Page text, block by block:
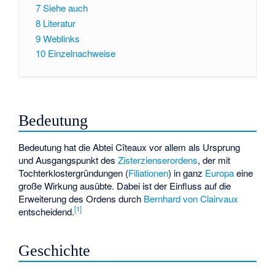
7Siehe auch
8 Literatur
9Weblinks
10 Einzelnachweise
Bedeutung
Bedeutung hat die Abtei Cîteaux vor allem als Ursprung
und Ausgangspunkt desZisterzienserordens, der mit
Tochterklostergründungen (Filiationen) in ganz Europaeine
große Wirkung ausübte. Dabei ist der Einfluss auf die
Erweiterung des Ordens durch Bernhard von Clairvaux
entscheidend.[1]
Geschichte